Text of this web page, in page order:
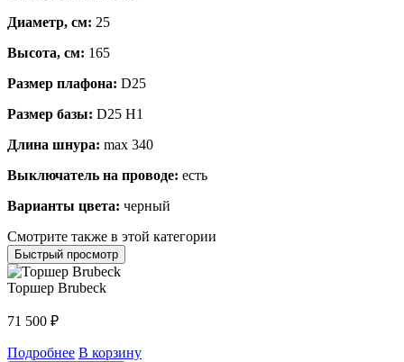
Диаметр, см: 25
Высота, см: 165
Размер плафона: D25
Размер базы: D25 H1
Длина шнура: max 340
Выключатель на проводе: есть
Варианты цвета: черный
Смотрите также в этой категории
Быстрый просмотр
Торшер Brubeck
71 500 ₽
Подробнее В корзину